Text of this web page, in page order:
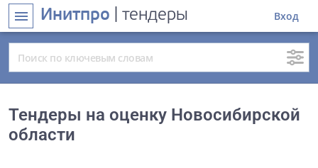
menu Инитпро | тендеры Вход
Тендеры на оценку Новосибирской
области